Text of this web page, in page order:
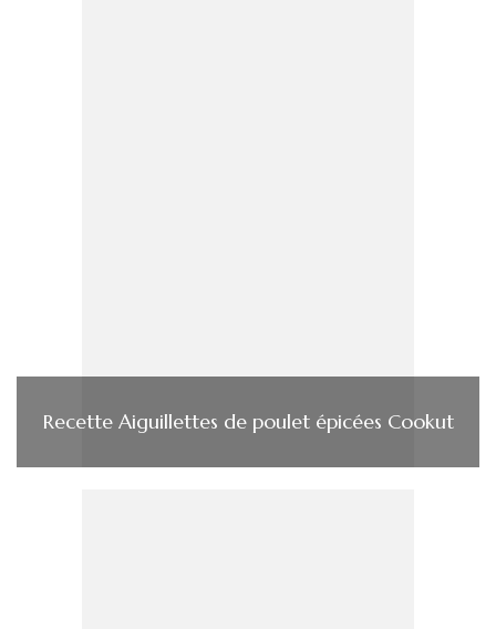
Recette Aiguillettes de poulet épicées Cookut